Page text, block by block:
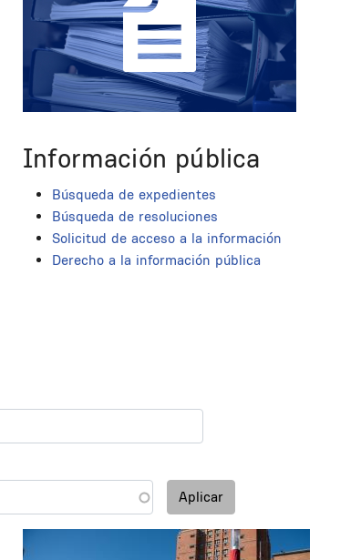
Información pública
Búsqueda de expedientes
Búsqueda de resoluciones
Solicitud de acceso a la información
Derecho a la información pública
Aplicar